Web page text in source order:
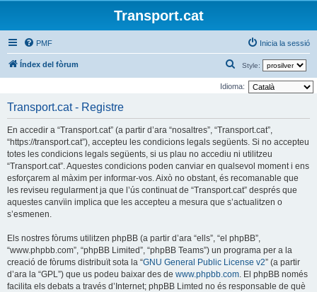
Transport.cat
PMF Inicia la sessió
Índex del fòrum Style:
e
a
Idioma:
Transport.cat - Registre
En accedir a “Transport.cat” (a partir d’ara “nosaltres”, “Transport.cat”,
“https://transport.cat”), accepteu les condicions legals següents. Si no accepteu
totes les condicions legals següents, si us plau no accediu ni utilitzeu
“Transport.cat”. Aquestes condicions poden canviar en qualsevol moment i ens
esforçarem al màxim per informar-vos. Això no obstant, és recomanable que
les reviseu regularment ja que l’ús continuat de “Transport.cat” després que
aquestes canvïin implica que les accepteu a mesura que s’actualitzen o
s’esmenen.
Els nostres fòrums utilitzen phpBB (a partir d’ara “ells”, “el phpBB”,
“www.phpbb.com”, “phpBB Limited”, “phpBB Teams”) un programa per a la
creació de fòrums distribuït sota la “GNU General Public License v2” (a partir
d’ara la “GPL”) que us podeu baixar des de www.phpbb.com . El phpBB només
facilita els debats a través d’Internet; phpBB Limted no és responsable de què